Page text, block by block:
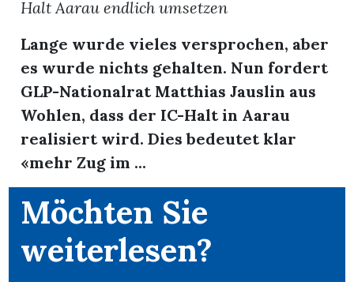
Halt Aarau endlich umsetzen
Lange wurde vieles versprochen, aber
es wurde nichts gehalten. Nun fordert
GLP-Nationalrat Matthias Jauslin aus
Wohlen, dass der IC-Halt in Aarau
realisiert wird. Dies bedeutet klar
«mehr Zug im ...
Möchten Sie
weiterlesen?